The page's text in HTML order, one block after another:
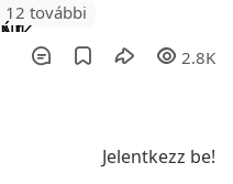
12 további
2.8K
Jelentkezz be!